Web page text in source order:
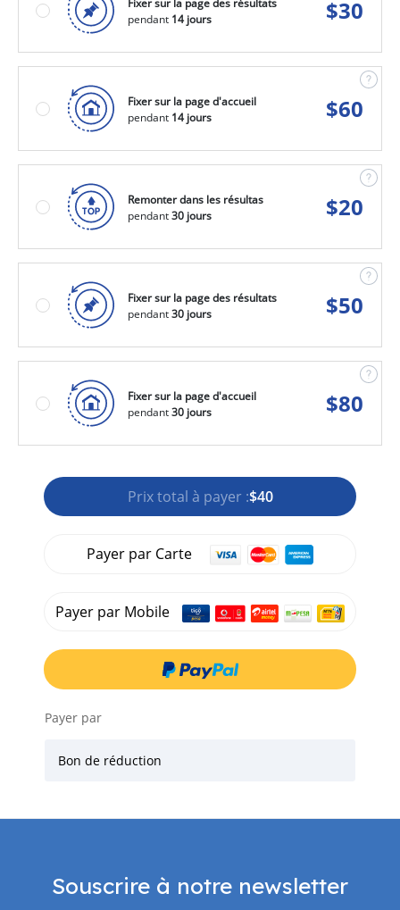
pendant 14 jours $30
Fixer sur la page d'accueil
pendant 14 jours $60
Remonter dans les résultas
pendant30 jours $20
Fixer sur la page des résultats
pendant30 jours $50
Fixer sur la page d'accueil
pendant30 jours $80
Prix total à payer :$40
Payer par Carte
Payer par Mobile
Payer par
Bon de réduction
Souscrire à notre newsletter